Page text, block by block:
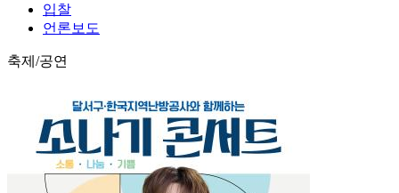
입찰
언론보도
축제/공연